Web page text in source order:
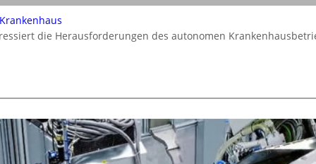
die Herausforderungen des autonomen